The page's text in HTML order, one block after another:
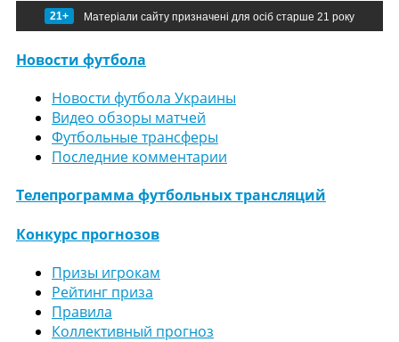
21+ Матеріали сайту призначені для осіб старше 21 року
Новости футбола
Новости футбола Украины
Видео обзоры матчей
Футбольные трансферы
Последние комментарии
Телепрограмма футбольных трансляций
Конкурс прогнозов
Призы игрокам
Рейтинг приза
Правила
Коллективный прогноз